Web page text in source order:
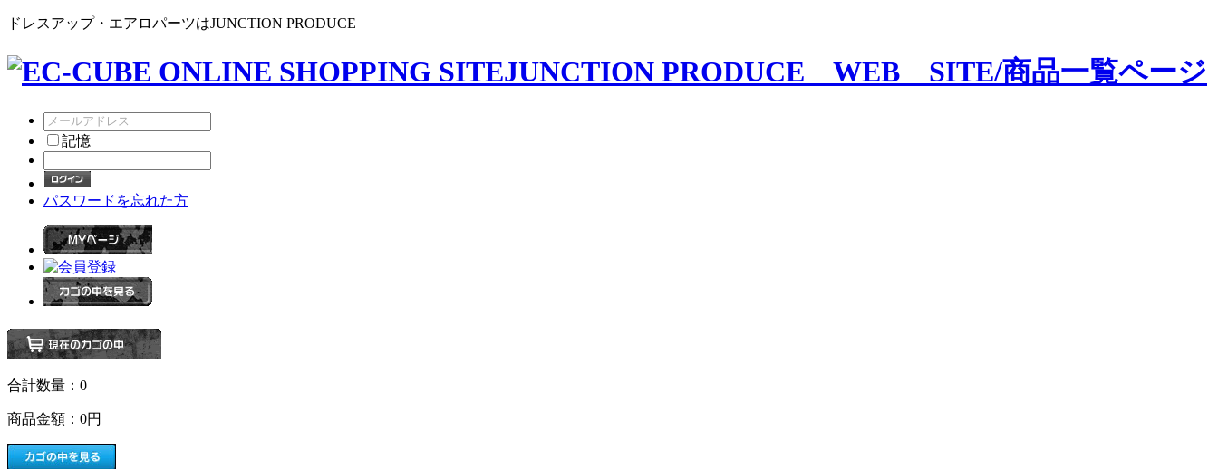
ドレスアップ・エアロパーツはJUNCTION PRODUCE
JUNCTION PRODUCE WEB SITE/商品一覧ページ
記憶
パスワードを忘れた方
合計数量： 0
商品金額： 0円